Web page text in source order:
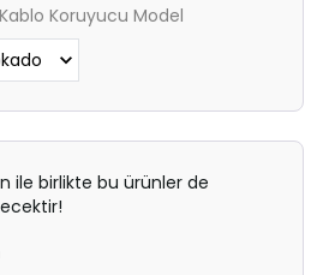
Koruyucu Model
ile birlikte bu ürünler de